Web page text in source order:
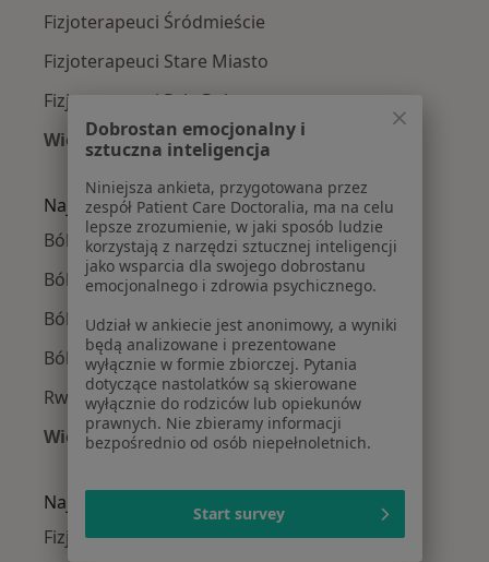
Fizjoterapeuci Śródmieście
Fizjoterapeuci Stare Miasto
Fizjoterapeuci Psie Pole
Więcej (3)
Więcej w kategorii: Fizjoterapeuci w pobliżu
Najczęście leczone choroby
Bóle kręgosłupa w Wrocławiu
Ból barku w Wrocławiu
Ból biodra w Wrocławiu
Ból kolana w Wrocławiu
Rwa kulszowa w Wrocławiu
Więcej (15)
Najpopularniejsze ubezpieczenia
Fizjoterapeuci z Allianz w Wrocławiu
Dobrostan emocjonalny i
sztuczna inteligencja
Niniejsza ankieta, przygotowana przez
zespół Patient Care Doctoralia, ma na celu
lepsze zrozumienie, w jaki sposób ludzie
korzystają z narzędzi sztucznej inteligencji
jako wsparcia dla swojego dobrostanu
emocjonalnego i zdrowia psychicznego.
Udział w ankiecie jest anonimowy, a wyniki
będą analizowane i prezentowane
wyłącznie w formie zbiorczej. Pytania
dotyczące nastolatków są skierowane
wyłącznie do rodziców lub opiekunów
prawnych. Nie zbieramy informacji
bezpośrednio od osób niepełnoletnich.
Start survey